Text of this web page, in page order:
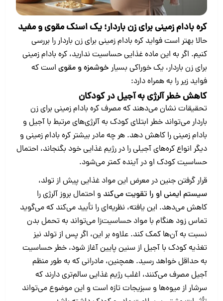
کره بادام زمینی برای زن باردار؛ یک اسنک مقوی و مفید
حالا بهتر است فواید کره بادام زمینی برای زن باردار را بررسی
کنیم. اگر به این ماده غذایی حساسیت ندارید، کره بادام زمینی
برای زن باردار، یک خوراکی بسیار خوشمزه و مقوی است که
فواید زیر را به همراه دارد:
کاهش خطر آلرژی به آجیل در کودکان
تحقیقات نشان می‌دهند که مصرف کره بادام زمینی برای زن
باردار می‌تواند خطر ابتلای کودک به آلرژی‌های مرتبط با آجیل و
بادام زمینی را کاهش دهد. هر چه مادر بیشتر کره بادام زمینی و
دیگر انواع کره‌های آجیلی را در رژیم غذایی خود بگنجاند، احتمال
حساسیت کودک او در آینده کمتر می‌شود.
قرار گرفتن جنین در معرض این مواد غذایی پیش از تولد،
سیستم ایمنی او را تقویت می‌کند و احتمال بروز آلرژی را
کاهش می‌دهد. این یافته، نظریه‌ای را تأیید می‌کند که می‌گوید
تماس زود هنگام با مواد حساسیت‌زا می‌تواند به تحمل بدن
نسبت به آن‌ها کمک کند. علاوه بر این، اگر پس از تولد نیز
تغذیه کودک با آجیل از سنین پایین آغاز شود، خطر حساسیت
به حداقل خواهد رسید. همچنین، مادرانی که به‌ طور منظم
آجیل مصرف می‌کنند، اغلب رژیم غذایی سالم‌تری دارند که
سرشار از میوه‌ها و سبزیجات تازه است و این موضوع می‌تواند